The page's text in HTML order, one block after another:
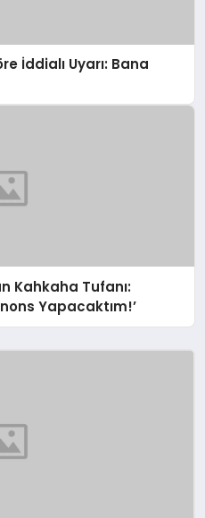
İddialı Uyarı: Bana
Kahkaha Tufanı:
Yapacaktım!’